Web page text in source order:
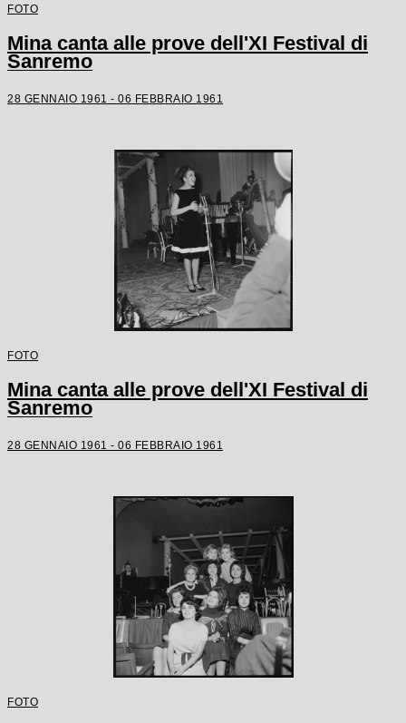
FOTO
Mina canta alle prove dell'XI Festival di
Sanremo
28 GENNAIO 1961 - 06 FEBBRAIO 1961
FOTO
Mina canta alle prove dell'XI Festival di
Sanremo
28 GENNAIO 1961 - 06 FEBBRAIO 1961
FOTO